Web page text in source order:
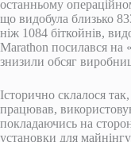
останньому
що видобула близько
ніж 1084 біткойнів,
Marathon посилався на
знизили обсяг
Історично склалося
працював,
покладаючись на
установки для